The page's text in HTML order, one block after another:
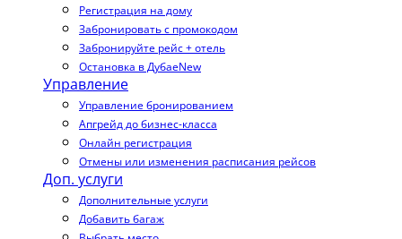
Регистрация на дому
Забронировать с промокодом
Забронируйте рейс + отель
Остановка в ДубаеNew
Управление
Управление бронированием
Апгрейд до бизнес-класса
Онлайн регистрация
Отмены или изменения расписания рейсов
Доп. услуги
Дополнительные услуги
Добавить багаж